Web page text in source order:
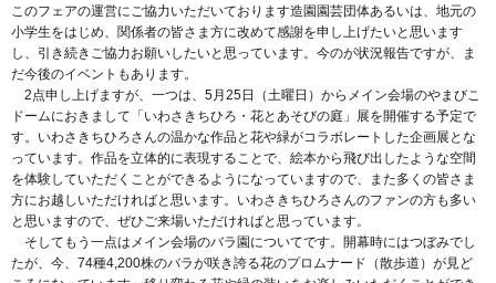
このフェアの運営にご協力いただいております造園園芸団体あるいは、地元の
小学生をはじめ、関係者の皆さま方に改めて感謝を申し上げたいと思います
し、引き続きご協力お願いしたいと思っています。今のが状況報告ですが、ま
だ今後のイベントもあります。
2点申し上げますが、一つは、5月25日（土曜日）からメイン会場のやまびこ
ドームにおきまして「いわさきちひろ・花とあそびの庭」展を開催する予定で
す。いわさきちひろさんの温かな作品と花や緑がコラボレートした企画展とな
っています。作品を立体的に表現することで、絵本から飛び出したような空間
を体験していただくことができるようになっていますので、また多くの皆さま
方にお越しいただければと思います。いわさきちひろさんのファンの方も多い
と思いますので、ぜひご来場いただければと思っています。
そしてもう一点はメイン会場のバラ園についてです。開幕時にはつぼみでし
たが、今、74種4,200株のバラが咲き誇る花のプロムナード（散歩道）が見ど